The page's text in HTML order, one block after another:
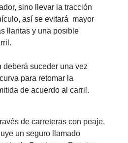
sino llevar la tracción
así se evitará mayor
llantas y una posible
deberá suceder una vez
para retomar la
de acuerdo al carril.
de carreteras con peaje,
un seguro llamado